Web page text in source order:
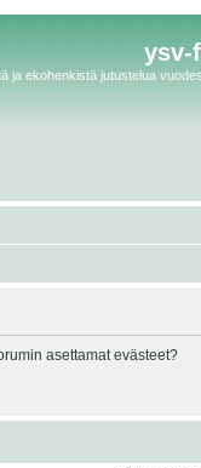
ysv-
ja ekohenkistä jutustelua
asettamat evästeet?